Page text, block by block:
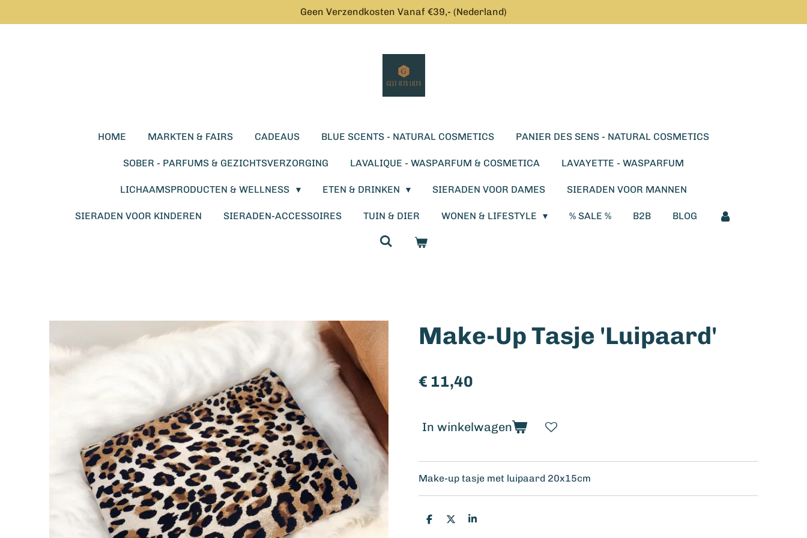
direct
Geen Verzendkosten Vanaf €39,- (Nederland)
HOME MARKTEN & FAIRS CADEAUS BLUE SCENTS - NATURAL COSMETICS PANIER DES SENS - NATURAL COSMETICS
SOBER - PARFUMS & GEZICHTSVERZORGING LAVALIQUE - WASPARFUM & COSMETICA LAVAYETTE - WASPARFUM
LICHAAMSPRODUCTEN & WELLNESS ETEN & DRINKEN SIERADEN VOOR DAMES SIERADEN VOOR MANNEN
SIERADEN VOOR KINDEREN SIERADEN-ACCESSOIRES TUIN & DIER WONEN & LIFESTYLE % SALE % B2B BLOG
Make-Up Tasje 'Luipaard'
€ 11,40
In winkelwagen
Make-up tasje met luipaard 20x15cm
D
D
S